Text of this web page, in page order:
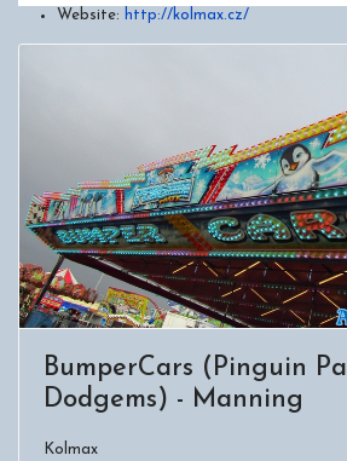
Website: http://kolmax.cz/
BumperCars (Pinguin
Dodgems) - Manning
Kolmax